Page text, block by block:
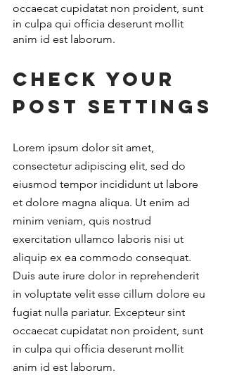
occaecat cupidatat non proident, sunt
in culpa qui officia deserunt mollit
anim id est laborum.
Check Your
Post Settings
Lorem ipsum dolor sit amet,
consectetur adipiscing elit, sed do
eiusmod tempor incididunt ut labore
et dolore magna aliqua. Ut enim ad
minim veniam, quis nostrud
exercitation ullamco laboris nisi ut
aliquip ex ea commodo consequat.
Duis aute irure dolor in reprehenderit
in voluptate velit esse cillum dolore eu
fugiat nulla pariatur. Excepteur sint
occaecat cupidatat non proident, sunt
in culpa qui officia deserunt mollit
anim id est laborum.